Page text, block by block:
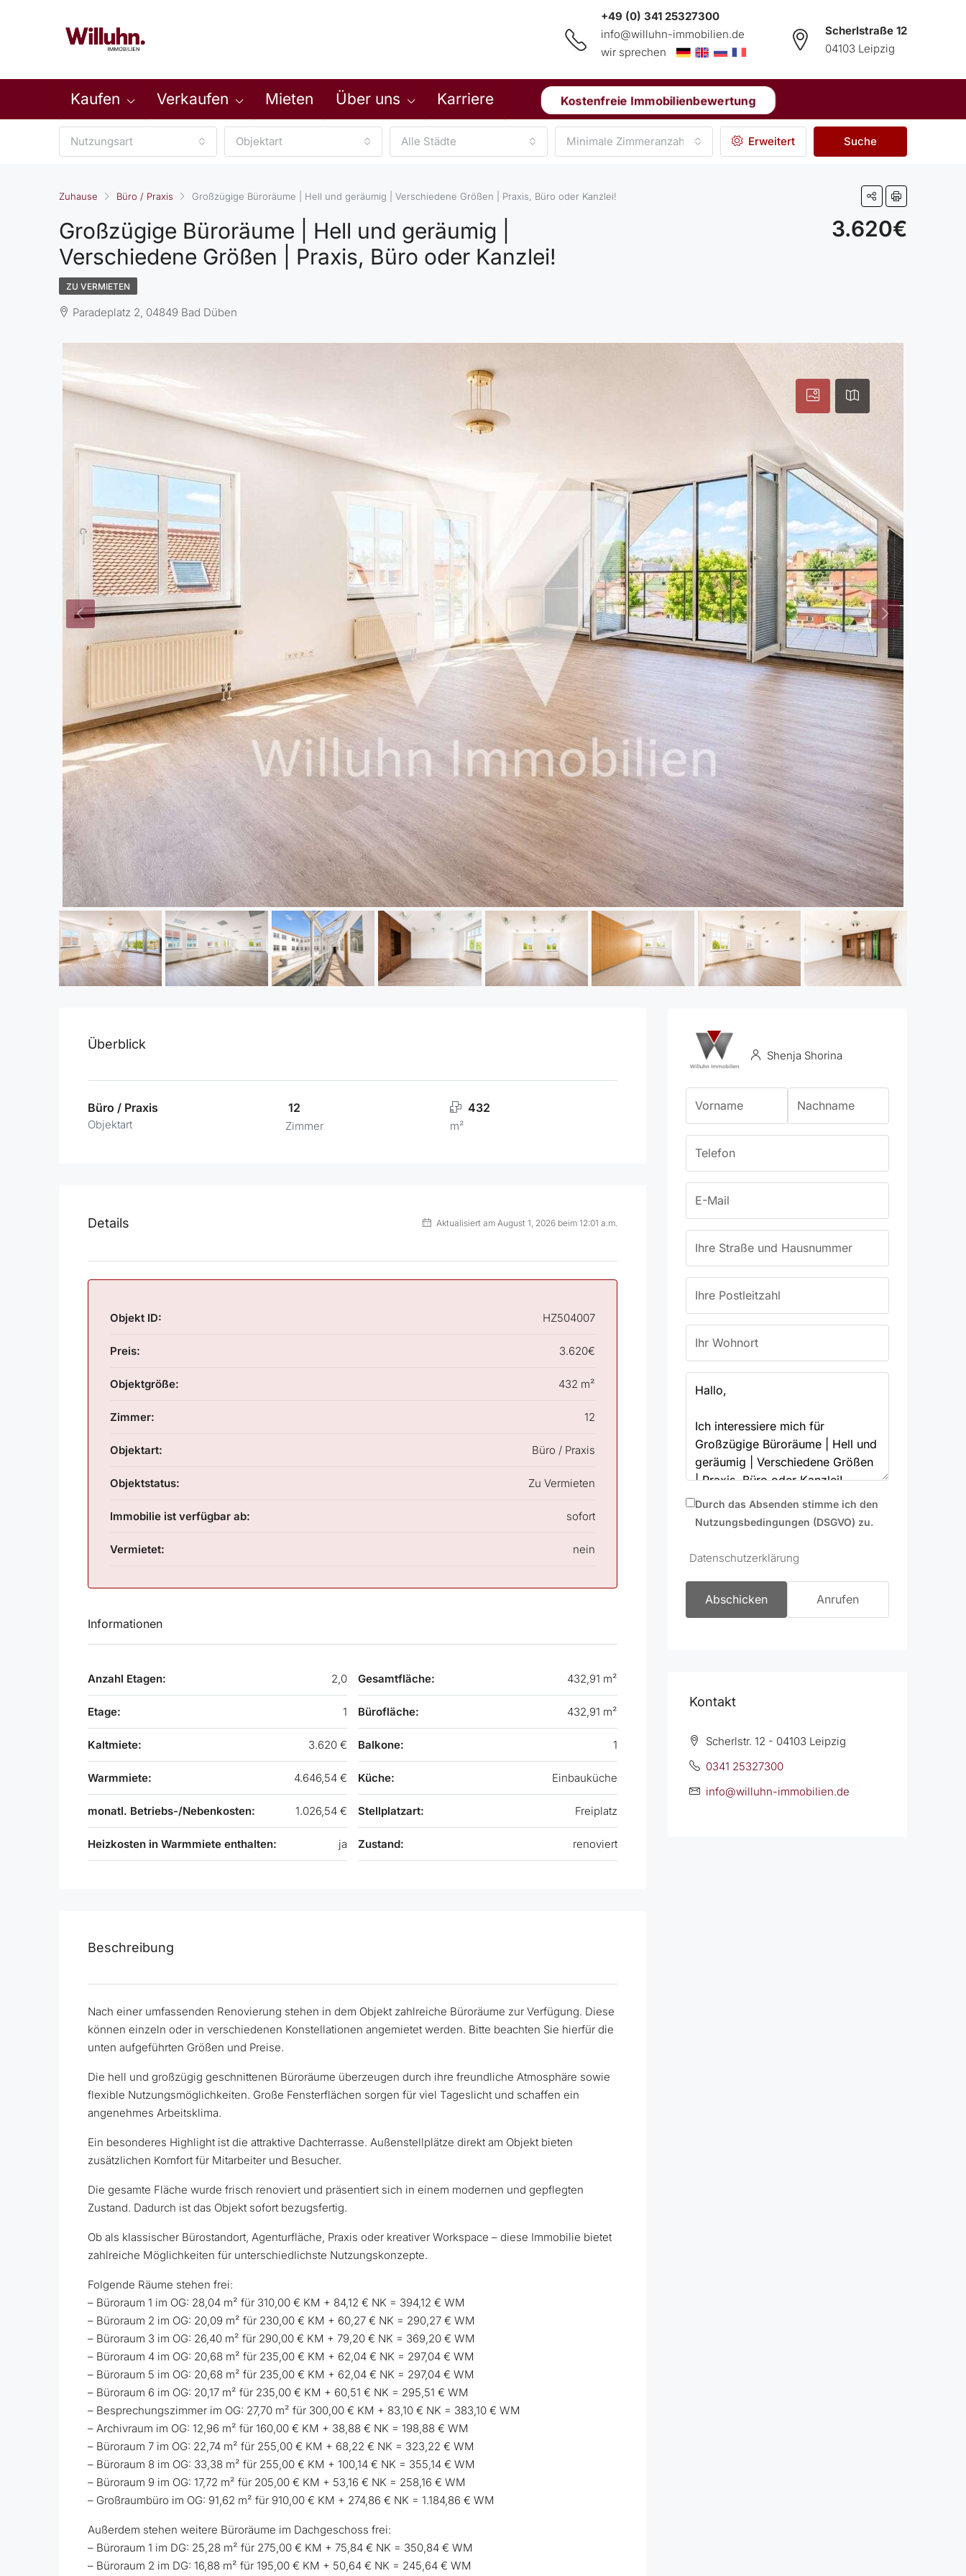
+49 (0) 341 25327300
info@willuhn-immobilien.de
wir sprechen
Scherlstraße 12
04103 Leipzig
Kaufen Verkaufen Mieten Über uns Karriere Kostenfreie Immobilienbewertung
Nutzungsart Objektart Alle Städte Minimale Zimmeranzahl Erweitert Suche
Zuhause Büro / Praxis Großzügige Büroräume | Hell und geräumig | Verschiedene Größen | Praxis, Büro oder Kanzlei!
Großzügige Büroräume | Hell und geräumig |
Verschiedene Größen | Praxis, Büro oder Kanzlei!
3.620€
ZU VERMIETEN
Paradeplatz 2, 04849 Bad Düben
Überblick
Büro / Praxis
Objektart
12
Zimmer
432
m²
Details Aktualisiert am August 1, 2026 beim 12:01 a.m.
Objekt ID: HZ504007
Preis: 3.620€
Objektgröße: 432 m²
Zimmer: 12
Objektart: Büro / Praxis
Objektstatus: Zu Vermieten
Immobilie ist verfügbar ab: sofort
Vermietet: nein
Informationen
Anzahl Etagen: 2,0
Etage: 1
Kaltmiete: 3.620 €
Warmmiete: 4.646,54 €
monatl. Betriebs-/Nebenkosten: 1.026,54 €
Heizkosten in Warmmiete enthalten: ja
Gesamtfläche: 432,91 m²
Bürofläche: 432,91 m²
Balkone: 1
Küche: Einbauküche
Stellplatzart: Freiplatz
Zustand: renoviert
Beschreibung
Nach einer umfassenden Renovierung stehen in dem Objekt zahlreiche Büroräume zur Verfügung. Diese
können einzeln oder in verschiedenen Konstellationen angemietet werden. Bitte beachten Sie hierfür die
unten aufgeführten Größen und Preise.
Die hell und großzügig geschnittenen Büroräume überzeugen durch ihre freundliche Atmosphäre sowie
flexible Nutzungsmöglichkeiten. Große Fensterflächen sorgen für viel Tageslicht und schaffen ein
angenehmes Arbeitsklima.
Ein besonderes Highlight ist die attraktive Dachterrasse. Außenstellplätze direkt am Objekt bieten
zusätzlichen Komfort für Mitarbeiter und Besucher.
Die gesamte Fläche wurde frisch renoviert und präsentiert sich in einem modernen und gepflegten
Zustand. Dadurch ist das Objekt sofort bezugsfertig.
Ob als klassischer Bürostandort, Agenturfläche, Praxis oder kreativer Workspace – diese Immobilie bietet
zahlreiche Möglichkeiten für unterschiedlichste Nutzungskonzepte.
Folgende Räume stehen frei:
– Büroraum 1 im OG: 28,04 m² für 310,00 € KM + 84,12 € NK = 394,12 € WM
– Büroraum 2 im OG: 20,09 m² für 230,00 € KM + 60,27 € NK = 290,27 € WM
– Büroraum 3 im OG: 26,40 m² für 290,00 € KM + 79,20 € NK = 369,20 € WM
– Büroraum 4 im OG: 20,68 m² für 235,00 € KM + 62,04 € NK = 297,04 € WM
– Büroraum 5 im OG: 20,68 m² für 235,00 € KM + 62,04 € NK = 297,04 € WM
– Büroraum 6 im OG: 20,17 m² für 235,00 € KM + 60,51 € NK = 295,51 € WM
– Besprechungszimmer im OG: 27,70 m² für 300,00 € KM + 83,10 € NK = 383,10 € WM
– Archivraum im OG: 12,96 m² für 160,00 € KM + 38,88 € NK = 198,88 € WM
– Büroraum 7 im OG: 22,74 m² für 255,00 € KM + 68,22 € NK = 323,22 € WM
– Büroraum 8 im OG: 33,38 m² für 255,00 € KM + 100,14 € NK = 355,14 € WM
– Büroraum 9 im OG: 17,72 m² für 205,00 € KM + 53,16 € NK = 258,16 € WM
– Großraumbüro im OG: 91,62 m² für 910,00 € KM + 274,86 € NK = 1.184,86 € WM
Außerdem stehen weitere Büroräume im Dachgeschoss frei:
– Büroraum 1 im DG: 25,28 m² für 275,00 € KM + 75,84 € NK = 350,84 € WM
– Büroraum 2 im DG: 16,88 m² für 195,00 € KM + 50,64 € NK = 245,64 € WM
Shenja Shorina
Durch das Absenden stimme ich den
Nutzungsbedingungen (DSGVO) zu.
Datenschutzerklärung
Abschicken Anrufen
Kontakt
Scherlstr. 12 - 04103 Leipzig
0341 25327300
info@willuhn-immobilien.de